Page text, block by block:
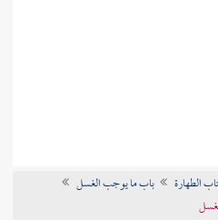
الطهارة
باب ما يوجب الغسل